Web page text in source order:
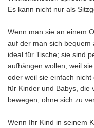
Es kann nicht nur als
Wenn man sie an einem
auf der man sich bequem
ideal für Tische; sie sind
aufhängen wollen, weil
oder weil sie einfach
für Kinder und Babys, die
bewegen, ohne sich zu
Wenn Ihr Kind in seinem